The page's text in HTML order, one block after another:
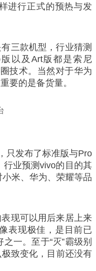
进行正式的预热与发
三款机型，行业猜测
以及Art版都是索尼
技术。当然对于华为
要的是备货量。
只发布了标准版与Pro
行业预测vivo的目的其
米、华为、荣耀等品
现可以用后来居上来
表现极佳，是目前已
一。至于“灭”霸级别
致变化，目前还没有